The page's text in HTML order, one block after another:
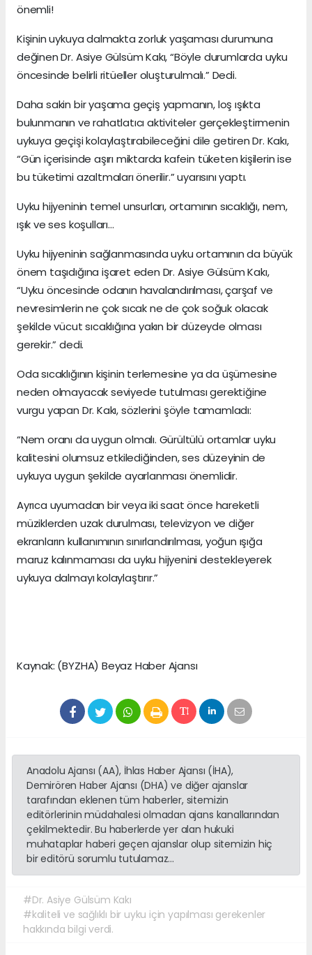
önemli!
Kişinin uykuya dalmakta zorluk yaşaması durumuna
değinen Dr. Asiye Gülsüm Kakı, “Böyle durumlarda uyku
öncesinde belirli ritüeller oluşturulmalı.” Dedi.
Daha sakin bir yaşama geçiş yapmanın, loş ışıkta
bulunmanın ve rahatlatıcı aktiviteler gerçekleştirmenin
uykuya geçişi kolaylaştırabileceğini dile getiren Dr. Kakı,
“Gün içerisinde aşırı miktarda kafein tüketen kişilerin ise
bu tüketimi azaltmaları önerilir.” uyarısını yaptı.
Uyku hijyeninin temel unsurları, ortamının sıcaklığı, nem,
ışık ve ses koşulları…
Uyku hijyeninin sağlanmasında uyku ortamının da büyük
önem taşıdığına işaret eden Dr. Asiye Gülsüm Kakı,
“Uyku öncesinde odanın havalandırılması, çarşaf ve
nevresimlerin ne çok sıcak ne de çok soğuk olacak
şekilde vücut sıcaklığına yakın bir düzeyde olması
gerekir.” dedi.
Oda sıcaklığının kişinin terlemesine ya da üşümesine
neden olmayacak seviyede tutulması gerektiğine
vurgu yapan Dr. Kakı, sözlerini şöyle tamamladı:
“Nem oranı da uygun olmalı. Gürültülü ortamlar uyku
kalitesini olumsuz etkilediğinden, ses düzeyinin de
uykuya uygun şekilde ayarlanması önemlidir.
Ayrıca uyumadan bir veya iki saat önce hareketli
müziklerden uzak durulması, televizyon ve diğer
ekranların kullanımının sınırlandırılması, yoğun ışığa
maruz kalınmaması da uyku hijyenini destekleyerek
uykuya dalmayı kolaylaştırır.”
Kaynak: (BYZHA) Beyaz Haber Ajansı
Anadolu Ajansı (AA), İhlas Haber Ajansı (İHA),
Demirören Haber Ajansı (DHA) ve diğer ajanslar
tarafından eklenen tüm haberler, sitemizin
editörlerinin müdahalesi olmadan ajans kanallarından
çekilmektedir. Bu haberlerde yer alan hukuki
muhataplar haberi geçen ajanslar olup sitemizin hiç
bir editörü sorumlu tutulamaz...
#Dr. Asiye Gülsüm Kakı
#kaliteli ve sağlıklı bir uyku için yapılması gerekenler
hakkında bilgi verdi.